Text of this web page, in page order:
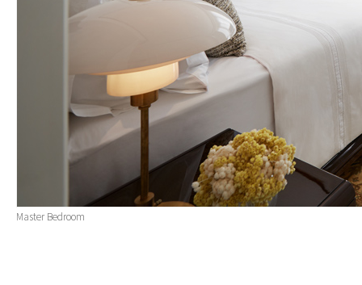
Master Bedroom